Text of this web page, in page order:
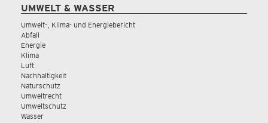
UMWELT & WASSER
Umwelt-, Klima- und Energiebericht
Abfall
Energie
Klima
Luft
Nachhaltigkeit
Naturschutz
Umweltrecht
Umweltschutz
Wasser